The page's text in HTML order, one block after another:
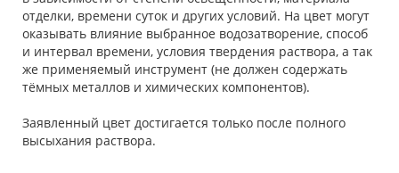
отделки, времени суток и других условий. На цвет могут
оказывать влияние выбранное водозатворение, способ
и интервал времени, условия твердения раствора, а так
же применяемый инструмент (не должен содержать
тёмных металлов и химических компонентов).
Заявленный цвет достигается только после полного
высыхания раствора.